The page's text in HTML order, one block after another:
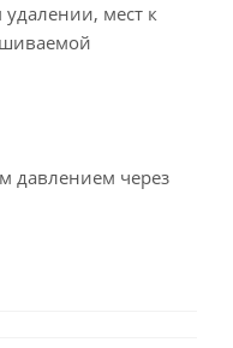
мест к
давлением через